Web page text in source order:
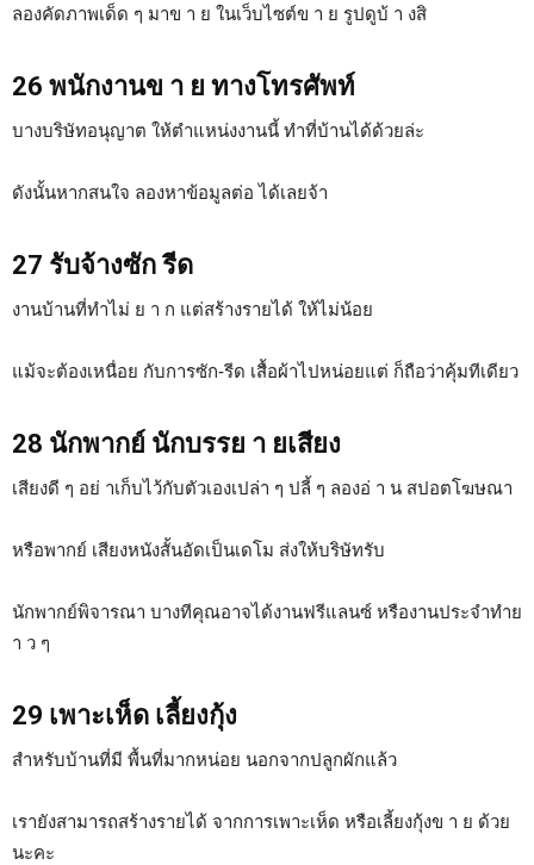
ลองคัดภาพเด็ด ๆ มาข า ย ในเว็บไซต์ข า ย รูปดูบ้ า งสิ
26 พนักงานข า ย ทางโทรศัพท์
บางบริษัทอนุญาต ให้ตำแหน่งงานนี้ ทำที่บ้านได้ด้วยล่ะ
ดังนั้นหากสนใจ ลองหาข้อมูลต่อ ได้เลยจ้า
27 รับจ้างซัก รีด
งานบ้านที่ทำไม่ ย า ก แต่สร้างรายได้ ให้ไม่น้อย
แม้จะต้องเหนื่อย กับการซัก-รีด เสื้อผ้าไปหน่อยแต่ ก็ถือว่าคุ้มทีเดียว
28 นักพากย์ นักบรรย า ยเสียง
เสียงดี ๆ อย่ าเก็บไว้กับตัวเองเปล่า ๆ ปลี้ ๆ ลองอ่ า น สปอตโฆษณา
หรือพากย์ เสียงหนังสั้นอัดเป็นเดโม ส่งให้บริษัทรับ
นักพากย์พิจารณา บางทีคุณอาจได้งานฟรีแลนซ์ หรืองานประจำทำย
า ว ๆ
29 เพาะเห็ด เลี้ยงกุ้ง
สำหรับบ้านที่มี พื้นที่มากหน่อย นอกจากปลูกผักแล้ว
เรายังสามารถสร้างรายได้ จากการเพาะเห็ด หรือเลี้ยงกุ้งข า ย ด้วย
นะคะ